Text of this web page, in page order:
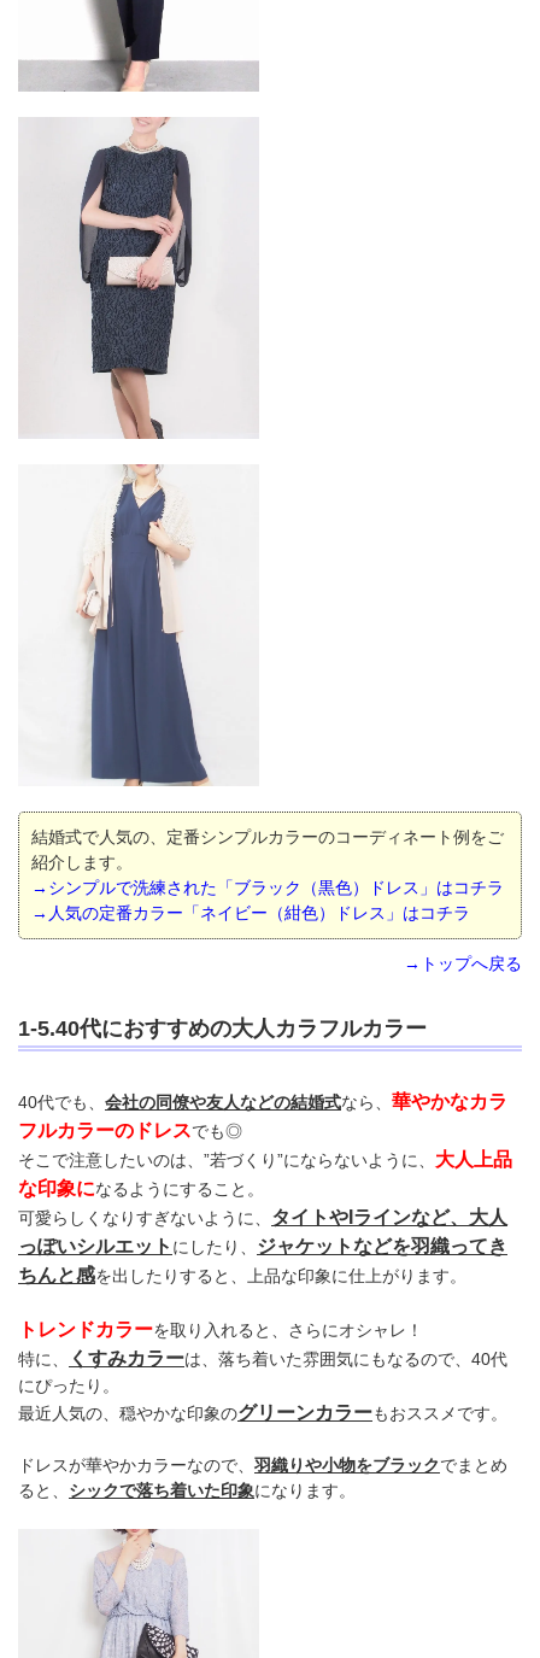
結婚式で人気の、定番シンプルカラーのコーディネート例をご
紹介します。
→シンプルで洗練された「ブラック（黒色）ドレス」はコチラ
→人気の定番カラー「ネイビー（紺色）ドレス」はコチラ
→トップへ戻る
1-5.40代におすすめの大人カラフルカラー
40代でも、 会社の同僚や友人などの結婚式なら、 華やかなカラ
フルカラーのドレスでも◎
そこで注意したいのは、”若づくり”にならないように、 大人上品
な印象になるようにすること。
可愛らしくなりすぎないように、 タイトやIラインなど、大人
っぽいシルエット にしたり、 ジャケットなどを羽織ってき
ちんと感を出したりすると、上品な印象に仕上がります。
トレンドカラーを取り入れると、さらにオシャレ！
特に、
くすみカラーは、落ち着いた雰囲気にもなるので、40代
にぴったり。
最近人気の、穏やかな印象のグリーンカラーもおススメです。
ドレスが華やかカラーなので、 羽織りや小物をブラックでまとめ
ると、 シックで落ち着いた印象になります。